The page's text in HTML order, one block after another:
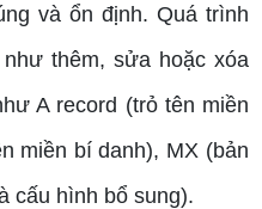
và ổn định. Quá trình
thêm, sửa hoặc xóa
A record (trỏ tên miền
miền bí danh), MX (bản
cấu hình bổ sung).